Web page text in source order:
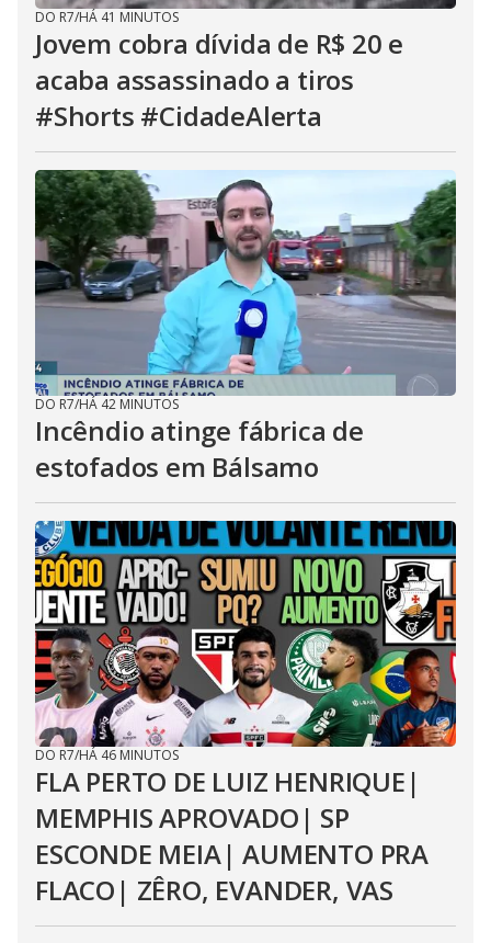
DO R7/HÁ 41 MINUTOS
Jovem cobra dívida de R$ 20 e
acaba assassinado a tiros
#Shorts #CidadeAlerta
DO R7/HÁ 42 MINUTOS
Incêndio atinge fábrica de
estofados em Bálsamo
DO R7/HÁ 46 MINUTOS
FLA PERTO DE LUIZ HENRIQUE|
MEMPHIS APROVADO| SP
ESCONDE MEIA| AUMENTO PRA
FLACO| ZÊRO, EVANDER, VAS